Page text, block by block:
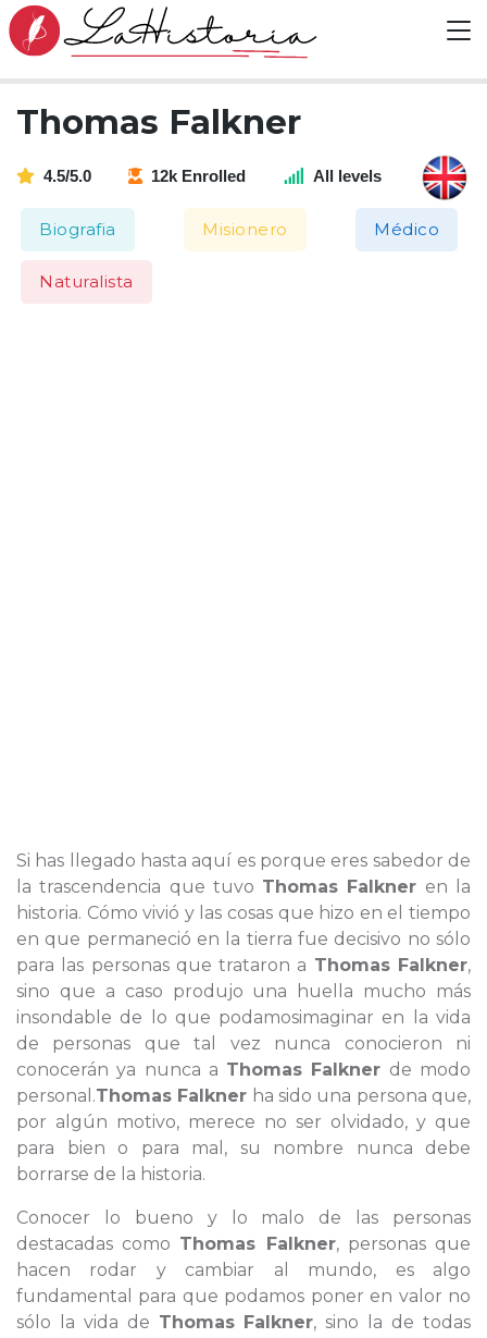
Thomas Falkner
4.5/5.0 12k Enrolled All levels
Biografia Misionero Médico
Naturalista
Si has llegado hasta aquí es porque eres sabedor de
la trascendencia que tuvo Thomas Falkner en la
historia. Cómo vivió y las cosas que hizo en el tiempo
en que permaneció en la tierra fue decisivo no sólo
para las personas que trataron a Thomas Falkner,
sino que a caso produjo una huella mucho más
insondable de lo que podamosimaginar en la vida
de personas que tal vez nunca conocieron ni
conocerán ya nunca a Thomas Falkner de modo
personal.Thomas Falkner ha sido una persona que,
por algún motivo, merece no ser olvidado, y que
para bien o para mal, su nombre nunca debe
borrarse de la historia.
Conocer lo bueno y lo malo de las personas
destacadas como Thomas Falkner, personas que
hacen rodar y cambiar al mundo, es algo
fundamental para que podamos poner en valor no
sólo la vida de Thomas Falkner, sino la de todas